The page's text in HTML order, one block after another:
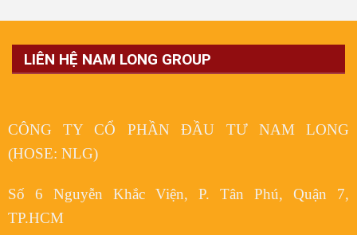
LIÊN HỆ NAM LONG GROUP
CÔNG TY CỔ PHẦN ĐẦU TƯ NAM LONG
(HOSE: NLG)
Số 6 Nguyễn Khắc Viện, P. Tân Phú, Quận 7,
TP.HCM